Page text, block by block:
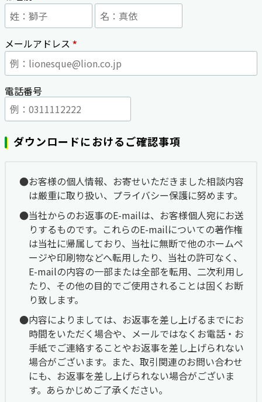
メールアドレス *
電話番号
ダウンロードにおけるご確認事項
お客様の個人情報、お寄せいただきました相談内容
は厳重に取り扱い、プライバシー保護に努めます。
当社からのお返事のE-mailは、お客様個人宛にお送
りするものです。これらのE-mailについての著作権
は当社に帰属しており、当社に無断で他のホームペ
ージや印刷物などへ転用したり、当社の許可なく、
E-mailの内容の一部または全部を転用、二次利用し
たり、その他の目的でご使用されることは固くお断
り致します。
内容によりましては、お返事を差し上げるまでにお
時間をいただく場合や、メールではなくお電話・お
手紙でご連絡することやお返事を差し上げられない
場合がございます。また、取引関連のお問い合わせ
にも、お返事を差し上げられない場合がございま
す。あらかじめご了承ください。